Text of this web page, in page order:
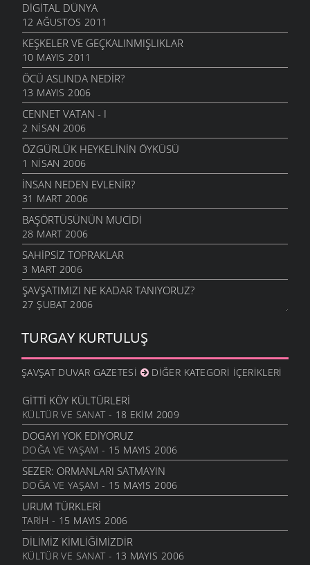
DIGITAL DÜNYA
12 AĞUSTOS 2011
KEŞKELER VE GEÇKALINMIŞLIKLAR
10 MAYIS 2011
ÖCÜ ASLINDA NEDIR?
13 MAYIS 2006
CENNET VATAN - I
2 NISAN 2006
ÖZGÜRLÜK HEYKELININ ÖYKÜSÜ
1 NISAN 2006
İNSAN NEDEN EVLENIR?
31 MART 2006
BAŞÖRTÜSÜNÜN MUCIDI
28 MART 2006
SAHIPSIZ TOPRAKLAR
3 MART 2006
ŞAVŞATIMIZI NE KADAR TANIYORUZ?
27 ŞUBAT 2006
TURGAY KURTULUŞ
ŞAVŞAT DUVAR GAZETESI DIĞER KATEGORI İÇERIKLERI
GITTI KÖY KÜLTÜRLERI
KÜLTÜR VE SANAT- 18 EKIM 2009
DOGAYI YOK EDIYORUZ
DOĞA VE YAŞAM - 15 MAYIS 2006
SEZER: ORMANLARI SATMAYIN
DOĞA VE YAŞAM - 15 MAYIS 2006
URUM TÜRKLERI
TARIH - 15 MAYIS 2006
DILIMIZ KIMLIĞIMIZDIR
KÜLTÜR VE SANAT- 13 MAYIS 2006